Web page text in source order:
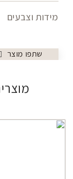
שתפו מוצר
מידות וצבעים